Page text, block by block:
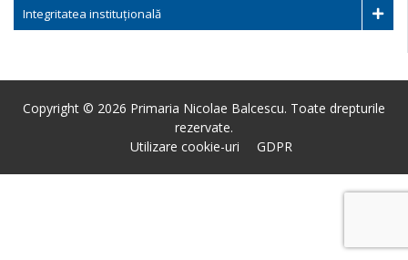
Integritatea instituțională
Copyright © 2026 Primaria Nicolae Balcescu. Toate drepturile
rezervate.
Utilizare cookie-uri
GDPR